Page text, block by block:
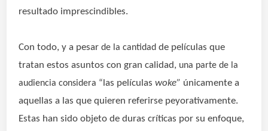
resultado imprescindibles.
Con todo, y a pesarde la cantidadde películas que
tratan estos asuntos con gran calidad, una parte de la
audiencia considera “las películaswoke” únicamente a
aquellas a las que quieren referirse peyorativamente.
Estas han sido objeto de duras críticas por su enfoque,